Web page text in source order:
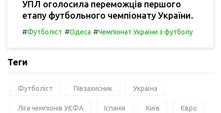
УПЛ оголосила переможців першого
етапу футбольного чемпіонату України.
#Футболіст #Одеса #Чемпіонат України з футболу
Теги
Футболіст Півзахисник Україна
Ліга чемпіонів УЄФА Іспанія Київ Євро